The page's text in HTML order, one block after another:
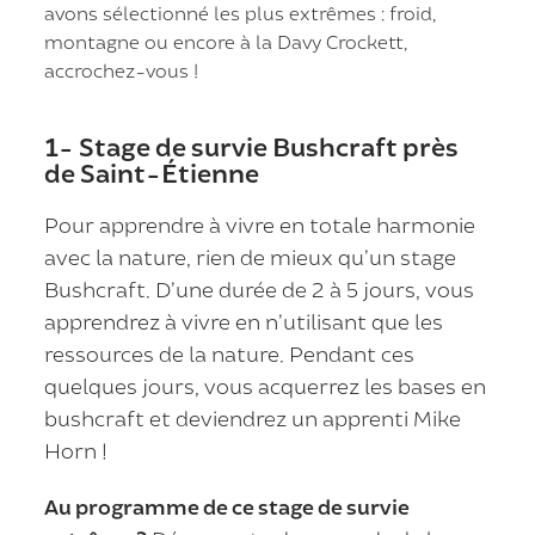
avons sélectionné les plus extrêmes : froid,
montagne ou encore à la Davy Crockett,
accrochez-vous !
1- Stage de survie Bushcraft près
de Saint-Étienne
Pour apprendre à vivre en totale harmonie
avec la nature, rien de mieux qu’un stage
Bushcraft. D’une durée de 2 à 5 jours, vous
apprendrez à vivre en n’utilisant que les
ressources de la nature. Pendant ces
quelques jours, vous acquerrez les bases en
bushcraft et deviendrez un apprenti Mike
Horn !
Au programme de ce stage de survie